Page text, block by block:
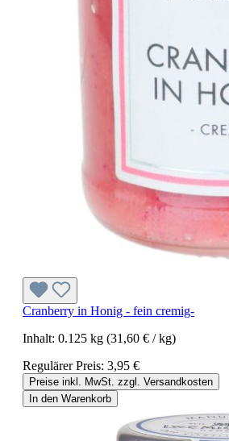
Cranberry in Honig - fein cremig-
Inhalt: 0.125 kg (31,60 € / kg)
Regulärer Preis: 3,95 €
Preise inkl. MwSt. zzgl. Versandkosten
In den Warenkorb